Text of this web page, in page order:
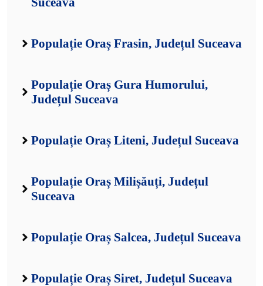
Populație Oraș Frasin, Județul Suceava
Populație Oraș Gura Humorului,
Județul Suceava
Populație Oraș Liteni, Județul Suceava
Populație Oraș Milișăuți, Județul
Suceava
Populație Oraș Salcea, Județul Suceava
Populație Oraș Siret, Județul Suceava